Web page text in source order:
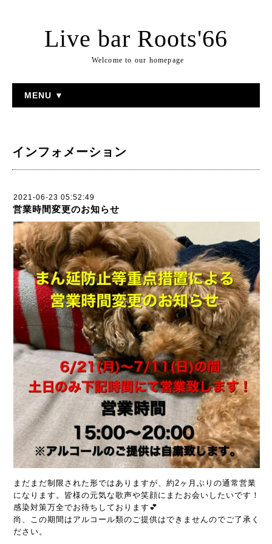
Live bar Roots'66
Welcome to our homepage
MENU ▼
インフォメーション
2021-06-23 05:52:49
営業時間変更のお知らせ
まだまだ制限された形ではありますが、約2ヶ月ぶりの通常営業
になります。皆様の元気な歌声や笑顔にまたお会いしたいです！
感染対策万全でお待ちしております💕
尚、この期間はアルコール類のご提供はできませんのでご了承く
ださい。